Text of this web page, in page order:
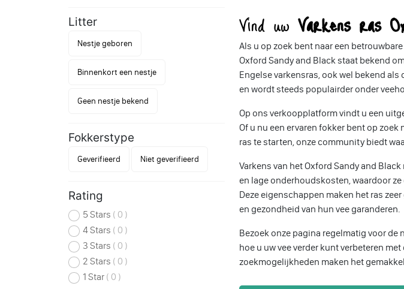
Litter
Nestje geboren
Binnenkort een nestje
Geen nestje bekend
Fokkerstype
Geverifieerd Niet geverifieerd
Rating
5 Stars ( 0 )
4 Stars ( 0 )
3 Stars ( 0 )
2 Stars ( 0 )
1 Star ( 0 )
Vind uw Varkens ras
Als u op zoek bent naar een betrouwbare
Oxford Sandy and Black staat bekend
Engelse varkensras, ook wel bekend
en wordt steeds populairder onder
Op ons verkoopplatform vindt u een
Of u nu een ervaren fokker bent op
ras te starten, onze community biedt
Varkens van het Oxford Sandy and
en lage onderhoudskosten, waardoor
Deze eigenschappen maken het ras
en gezondheid van hun vee garanderen.
Bezoek onze pagina regelmatig voor de
hoe u uw vee verder kunt verbeteren
zoekmogelijkheden maken het